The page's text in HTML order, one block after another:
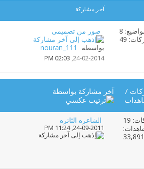
آخر مشاركة
8
49
صور من تصميمى
بواسطة
nouran_111
24-02-2014,
02:03 PM
/
آخر مشاركة بواسطة
19
33,891
الشاعره الثائره
24-09-2011,
11:24 PM